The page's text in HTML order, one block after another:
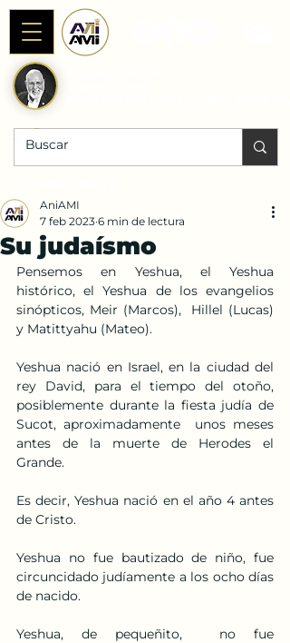
Su judaísmo
AniAMI
7 feb 2023 6 min de lectura
Pensemos en Yeshua, el Yeshua
histórico, el Yeshua de los evangelios
sinópticos, Meir (Marcos),  Hillel (Lucas)
y Matittyahu (Mateo).
Yeshua nació en Israel, en la ciudad del
rey David, para el tiempo del otoño,
posiblemente durante la fiesta judía de
Sucot, aproximadamente  unos meses
antes de la muerte de Herodes el
Grande.
Es decir, Yeshua nació en el año 4 antes
de Cristo.
Yeshua no fue bautizado de niño, fue
circuncidado judíamente a los ocho días
de nacido.
Yeshua, de pequeñito,  no fue